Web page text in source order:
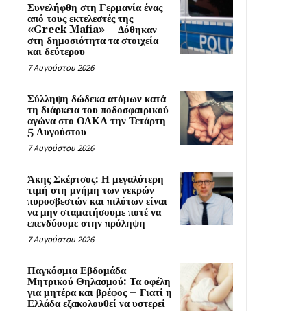
Συνελήφθη στη Γερμανία ένας
από τους εκτελεστές της
«Greek Mafia» – Δόθηκαν
στη δημοσιότητα τα στοιχεία
και δεύτερου
7 Αυγούστου 2026
Σύλληψη δώδεκα ατόμων κατά
τη διάρκεια του ποδοσφαιρικού
αγώνα στο ΟΑΚΑ την Τετάρτη
5 Αυγούστου
7 Αυγούστου 2026
Άκης Σκέρτσος: Η μεγαλύτερη
τιμή στη μνήμη των νεκρών
πυροσβεστών και πιλότων είναι
να μην σταματήσουμε ποτέ να
επενδύουμε στην πρόληψη
7 Αυγούστου 2026
Παγκόσμια Εβδομάδα
Μητρικού Θηλασμού: Τα οφέλη
για μητέρα και βρέφος – Γιατί η
Ελλάδα εξακολουθεί να υστερεί